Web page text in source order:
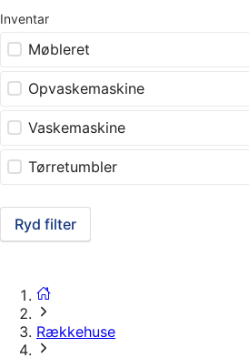
Inventar
Møbleret
Opvaskemaskine
Vaskemaskine
Tørretumbler
Ryd filter
Rækkehuse